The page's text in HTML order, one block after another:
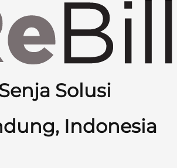
Solusi
Indonesia